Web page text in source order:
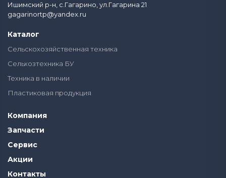
Ишимский р-н, с.Гагарино, ул.Гагарина 21
gagarinortp@yandex.ru
Каталог
Сельскохозяйственная техника
Сельхозтехника БУ
Техника в наличии
Пластиковая продукция
Компания
Запчасти
Сервис
Акции
Контакты